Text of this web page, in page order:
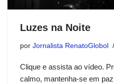
Luzes na Noite
por Jornalista RenatoGlobol
Clique e assista ao vídeo.
calmo, mantenha-se em